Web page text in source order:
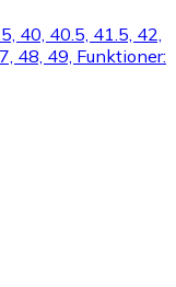
40, 40.5, 41.5, 42,
48, 49, Funktioner: